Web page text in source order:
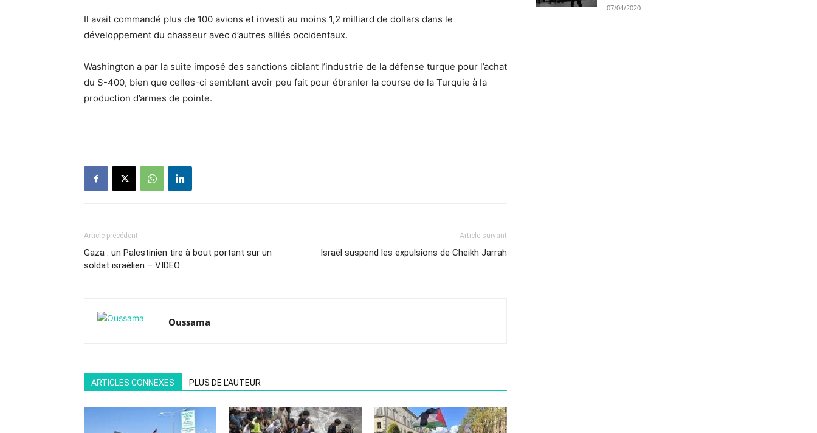
Il avait commandé plus de 100 avions et investi au moins 1,2 milliard de dollars dans le
développement du chasseur avec d’autres alliés occidentaux.
Washington a par la suite imposé des sanctions ciblant l’industrie de la défense turque pour l’achat
du S-400, bien que celles-ci semblent avoir peu fait pour ébranler la course de la Turquie à la
production d’armes de pointe.
Article précédent
Gaza : un Palestinien tire à bout portant sur un
soldat israélien – VIDEO
Article suivant
Israël suspend les expulsions de Cheikh Jarrah
Oussama
ARTICLES CONNEXES PLUS DE L'AUTEUR
07/04/2020